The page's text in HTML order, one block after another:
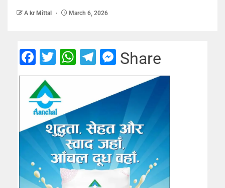
A kr Mittal March 6, 2026
Facebook
TwitterWhatsApp
Telegram
Messenger
Share